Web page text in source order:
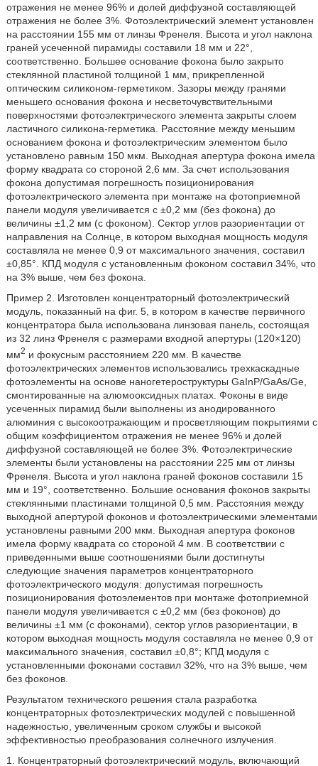
отражения не менее 96% и долей диффузной составляющей
отражения не более 3%. Фотоэлектрический элемент установлен
на расстоянии 155 мм от линзы Френеля. Высота и угол наклона
граней усеченной пирамиды составили 18 мм и 22°,
соответственно. Большее основание фокона было закрыто
стеклянной пластиной толщиной 1 мм, прикрепленной
оптическим силиконом-герметиком. Зазоры между гранями
меньшего основания фокона и несветочувствительными
поверхностями фотоэлектрического элемента закрыты слоем
ластичного силикона-герметика. Расстояние между меньшим
основанием фокона и фотоэлектрическим элементом было
установлено равным 150 мкм. Выходная апертура фокона имела
форму квадрата со стороной 2,6 мм. За счет использования
фокона допустимая погрешность позиционирования
фотоэлектрического элемента при монтаже на фотоприемной
панели модуля увеличивается с ±0,2 мм (без фокона) до
величины ±1,2 мм (с фоконом). Сектор углов разориентации от
направления на Солнце, в котором выходная мощность модуля
составляла не менее 0,9 от максимального значения, составил
±0,85°. КПД модуля с установленным фоконом составил 34%, что
на 3% выше, чем без фокона.
Пример 2. Изготовлен концентраторный фотоэлектрический
модуль, показанный на фиг. 5, в котором в качестве первичного
концентратора была использована линзовая панель, состоящая
из 32 линз Френеля с размерами входной апертуры (120×120)
мм2 и фокусным расстоянием 220 мм. В качестве
фотоэлектрических элементов использовались трехкаскадные
фотоэлементы на основе наногетероструктуры GaInP/GaAs/Ge,
смонтированные на алюмооксидных платах. Фоконы в виде
усеченных пирамид были выполнены из анодированного
алюминия с высокоотражающим и просветляющим покрытиями с
общим коэффициентом отражения не менее 96% и долей
диффузной составляющей не более 3%. Фотоэлектрические
элементы были установлены на расстоянии 225 мм от линзы
Френеля. Высота и угол наклона граней фоконов составили 15
мм и 19°, соответственно. Большие основания фоконов закрыты
стеклянными пластинами толщиной 0,5 мм. Расстояния между
выходной апертурой фоконов и фотоэлектрическими элементами
установлены равными 200 мкм. Выходная апертура фоконов
имела форму квадрата со стороной 4 мм. В соответствии с
приведенными выше соотношениями были достигнуты
следующие значения параметров концентраторного
фотоэлектрического модуля: допустимая погрешность
позиционирования фотоэлементов при монтаже фотоприемной
панели модуля увеличивается с ±0,2 мм (без фоконов) до
величины ±1 мм (с фоконами), сектор углов разориентации, в
котором выходная мощность модуля составляла не менее 0,9 от
максимального значения, составил ±0,8°; КПД модуля с
установленными фоконами составил 32%, что на 3% выше, чем
без фоконов.
Результатом технического решения стала разработка
концентраторных фотоэлектрических модулей с повышенной
надежностью, увеличенным сроком службы и высокой
эффективностью преобразования солнечного излучения.
1. Концентраторный фотоэлектрический модуль, включающий